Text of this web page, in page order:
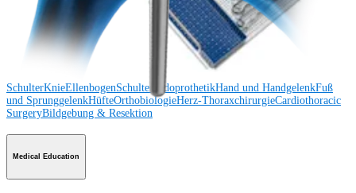
SchulterKnieEllenbogenSchulterendoprothetikHand und HandgelenkFuß
und SprunggelenkHüfteOrthobiologieHerz-ThoraxchirurgieCardiothoracic
SurgeryBildgebung & Resektion
Medical Education